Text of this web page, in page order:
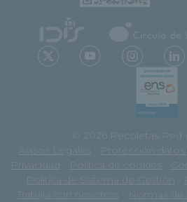
© 2026 Recoletas Red
Avisos Legales
Protección datos
Privacidad
Política de cookies
Política de Sistema de Gestión
Trabaja con nosotros
Normas